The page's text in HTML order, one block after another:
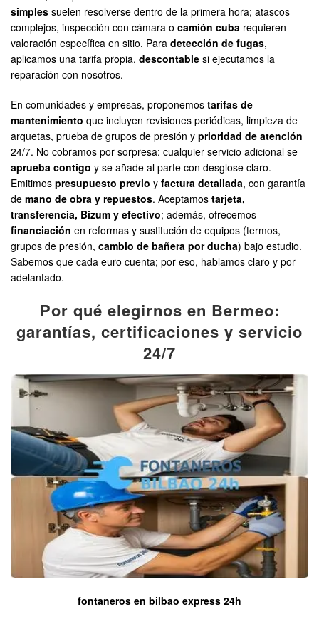
simples suelen resolverse dentro de la primera hora; atascos
complejos, inspección con cámara o camión cuba requieren
valoración específica en sitio. Para detección de fugas,
aplicamos una tarifa propia, descontable si ejecutamos la
reparación con nosotros.
En comunidades y empresas, proponemos tarifas de
mantenimiento que incluyen revisiones periódicas, limpieza de
arquetas, prueba de grupos de presión y prioridad de atención
24/7. No cobramos por sorpresa: cualquier servicio adicional se
aprueba contigo y se añade al parte con desglose claro.
Emitimos presupuesto previo y factura detallada, con garantía
de mano de obra y repuestos. Aceptamos tarjeta,
transferencia, Bizum y efectivo; además, ofrecemos
financiación en reformas y sustitución de equipos (termos,
grupos de presión, cambio de bañera por ducha) bajo estudio.
Sabemos que cada euro cuenta; por eso, hablamos claro y por
adelantado.
Por qué elegirnos en Bermeo:
garantías, certificaciones y servicio
24/7
fontaneros en bilbao express 24h